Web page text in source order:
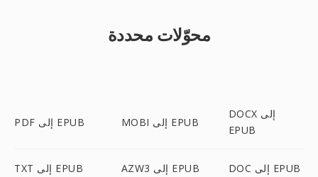
محوّلات محددة
PDF إلى EPUB MOBI إلى EPUB
DOCX إلى
EPUB
TXT إلى EPUB AZW3 إلى EPUB DOC إلى EPUB